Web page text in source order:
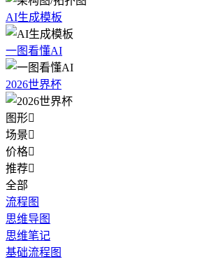
AI生成模板
一图看懂AI
2026世界杯
图形
场景
价格
推荐
全部
流程图
思维导图
思维笔记
基础流程图